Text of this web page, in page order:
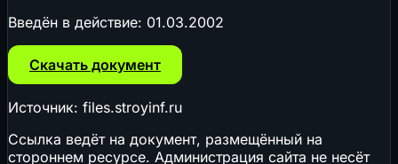
Введён в действие: 01.03.2002
Скачать документ
Источник: files.stroyinf.ru
Ссылка ведёт на документ, размещённый на
стороннем ресурсе. Администрация сайта не несёт